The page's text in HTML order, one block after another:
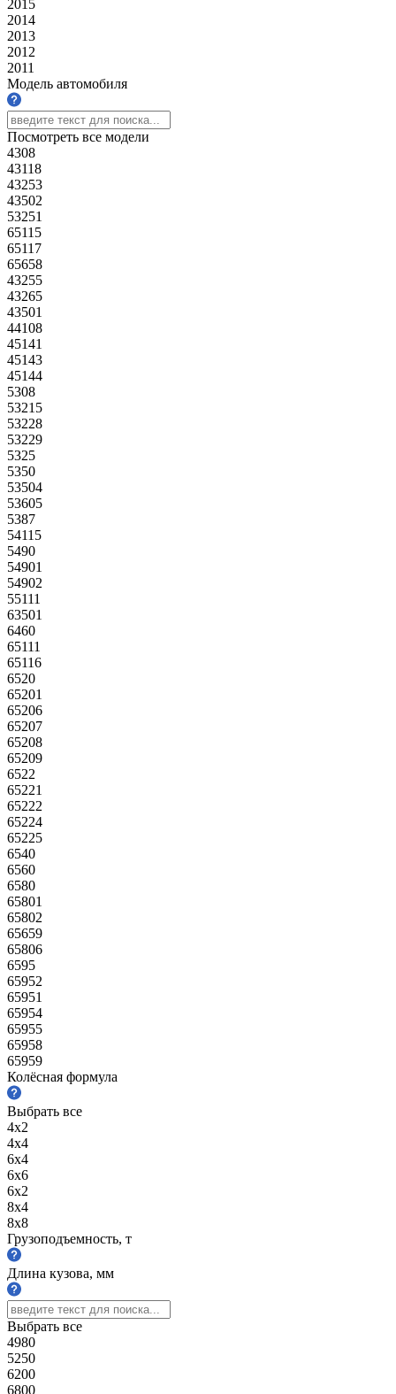
2015
2014
2013
2012
2011
Модель автомобиля
Посмотреть все модели
4308
43118
43253
43502
53251
65115
65117
65658
43255
43265
43501
44108
45141
45143
45144
5308
53215
53228
53229
5325
5350
53504
53605
5387
54115
5490
54901
54902
55111
63501
6460
65111
65116
6520
65201
65206
65207
65208
65209
6522
65221
65222
65224
65225
6540
6560
6580
65801
65802
65659
65806
6595
65952
65951
65954
65955
65958
65959
Колёсная формула
Выбрать все
4х2
4х4
6х4
6х6
6х2
8х4
8х8
Грузоподъемность, т
Длина кузова, мм
Выбрать все
4980
5250
6200
6800